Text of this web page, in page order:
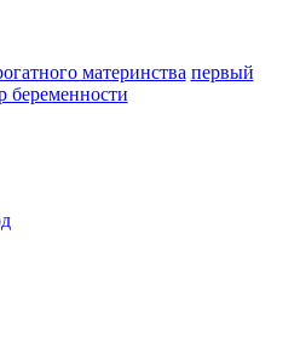
материнства первый
беременности